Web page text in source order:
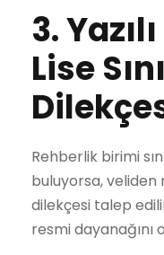
3.
Lise
Rehberlik birimi
buluyorsa, veliden
dilekçesi talep
resmi dayanağını